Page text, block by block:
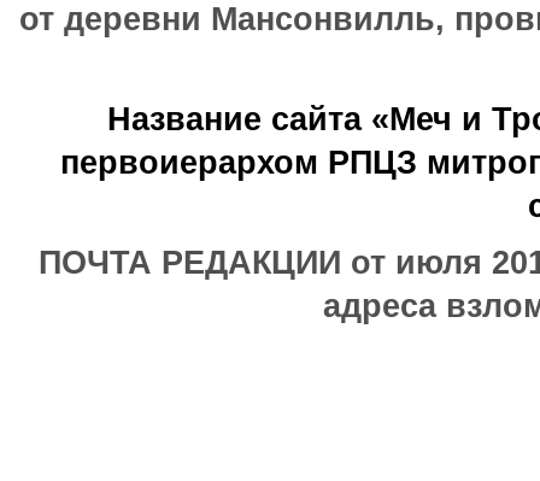
от деревни Мансонвилль,
Название сайта «Меч и
первоиерархом РПЦЗ
ПОЧТА РЕДАКЦИИ от июля
адреса